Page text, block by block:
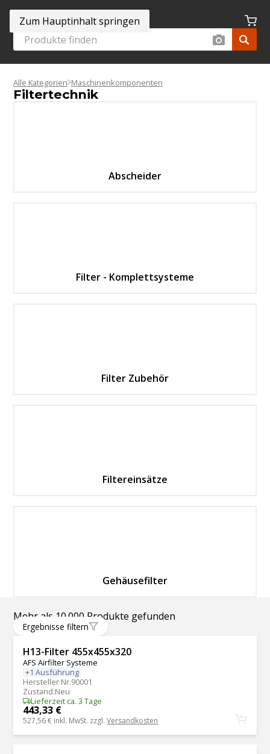
Zum Hauptinhalt springen
Alle Kategorien Maschinenkomponenten
Filtertechnik
Abscheider
Filter - Komplettsysteme
Filter Zubehör
Filtereinsätze
Gehäusefilter
Mehr als 10.000 Produkte gefunden
Ergebnisse filtern
H13-Filter 455x455x320
AFS Airfilter Systeme
+1 Ausführung
Hersteller Nr.90001
Zustand:Neu
Lieferzeit ca. 3 Tage
443,33 €
527,56 € inkl. MwSt. zzgl.Versandkosten